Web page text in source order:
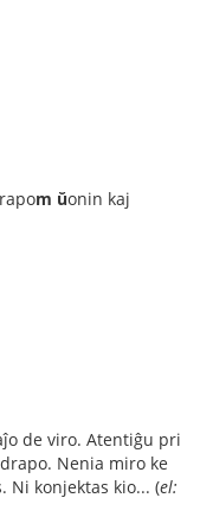
m ŭonin kaj
de viro. Atentiĝu pri
Nenia miro ke
Ni konjektas kio... (el: